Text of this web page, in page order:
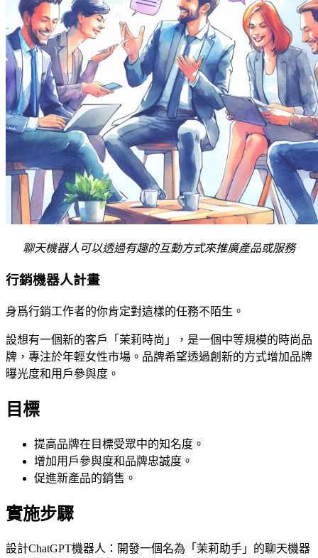
聊天機器人可以透過有趣的互動方式來推廣產品或服務
行銷機器人計畫
身爲行銷工作者的你肯定對這樣的任務不陌生。
設想有一個新的客戶「茉莉時尚」，是一個中等規模的時尚品
牌，專注於年輕女性市場。品牌希望透過創新的方式增加品牌
曝光度和用戶參與度。
目標
提高品牌在目標受眾中的知名度。
增加用戶參與度和品牌忠誠度。
促進新產品的銷售。
實施步驟
設計ChatGPT機器人：開發一個名為「茉莉助手」的聊天機器